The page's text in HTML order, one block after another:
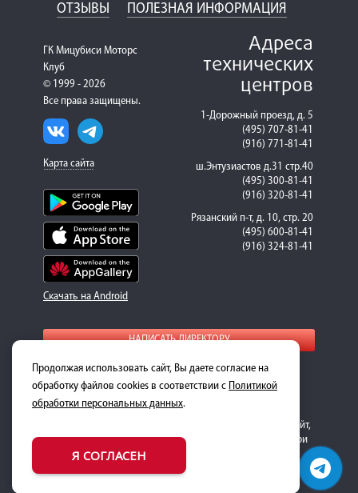
ОТЗЫВЫ
ПОЛЕЗНАЯ ИНФОРМАЦИЯ
ГК Мицубиси Моторс
Клуб
© 1999 - 2026
Все права защищены.
Карта сайта
Скачать на Android
Адреса
технических
центров
1-Дорожный проезд, д. 5
(495) 707-81-41
(916) 771-81-41
ш.Энтузиастов д.31 стр.40
(495) 300-81-41
(916) 320-81-41
Рязанский п-т, д. 10, стр. 20
(495) 600-81-41
(916) 324-81-41
НАПИСАТЬ ДИРЕКТОРУ
Для получения подробной информации о стоимости
ремонта и запасных частей, пожалуйста, обращайтесь к
менеджерам-консультантам.
Обращаем ваше внимание на то, что данный интернет-сайт,
носит исключительно информационный характер и ни при
каких условиях не является публичной офертой,
определяемой положениями Статьи 437 Гражданского
Продолжая использовать сайт, Вы даете согласие на
обработку файлов cookies в соответствии с Политикой
обработки персональных данных.
Я СОГЛАСЕН